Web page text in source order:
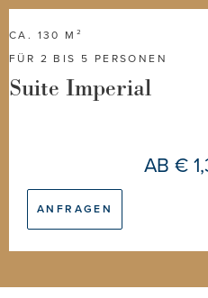
Suite Imperial
CA. 130 M²
FÜR 2 BIS 5 PERSONEN
AB €
ANFRAGEN